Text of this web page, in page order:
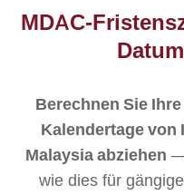
MDAC-
Berechnen Sie
Kalendertage von
Malaysia abziehen —
wie dies für